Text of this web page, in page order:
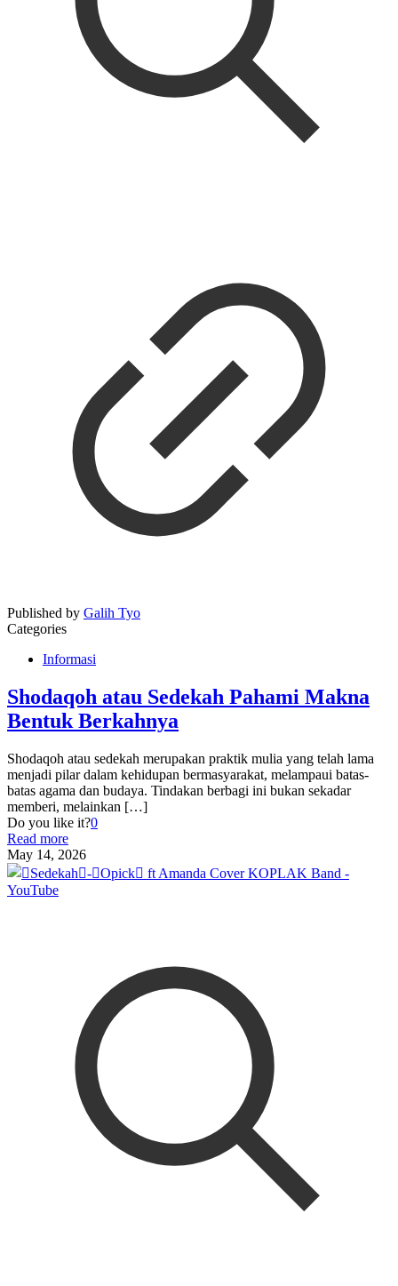
Published by Galih Tyo
Categories
Informasi
Shodaqoh atau Sedekah Pahami Makna
Bentuk Berkahnya
Shodaqoh atau sedekah merupakan praktik mulia yang telah lama
menjadi pilar dalam kehidupan bermasyarakat, melampaui batas-
batas agama dan budaya. Tindakan berbagi ini bukan sekadar
memberi, melainkan […]
Do you like it?0
Read more
May 14, 2026